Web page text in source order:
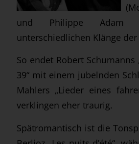
und Philippe Adam
unterschiedlichen Klänge der
So endet Robert Schumanns
39“ mit einem jubelnden
Mahlers „Lieder eines
verklingen eher traurig.
Spätromantisch ist die